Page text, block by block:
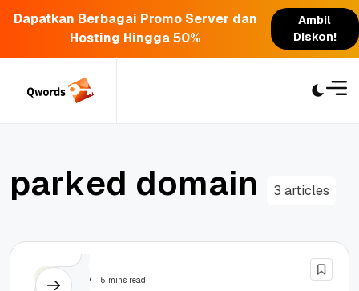
Dapatkan Berbagai Promo Server dan
Hosting Hingga 50%
Ambil
Diskon!
parked domain 3 articles
Domain 5 mins read